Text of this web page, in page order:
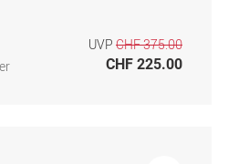
UVP CHF 375.00
CHF 225.00